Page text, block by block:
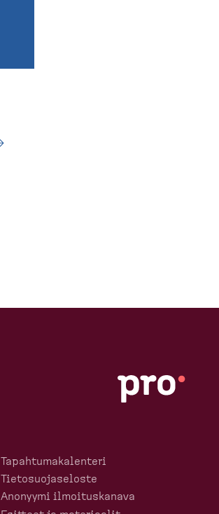
Tapahtu­ma­ka­lenteri
Tietosuo­ja­seloste
Anonyymi ilmoitus­kanava